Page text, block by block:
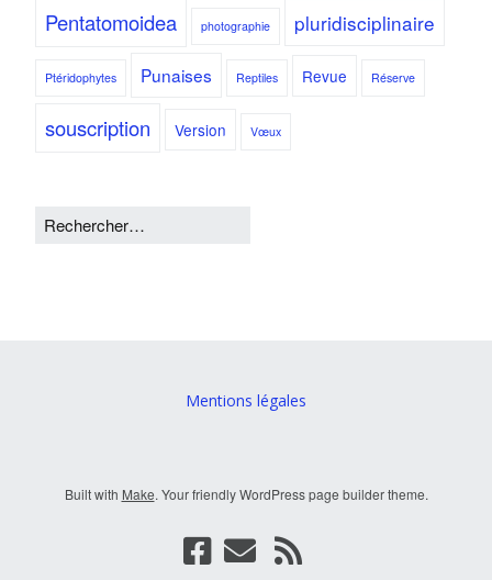
Pentatomoidea photographie pluridisciplinaire
Ptéridophytes Punaises Reptiles Revue Réserve
souscription Version Vœux
Mentions légales
Built with Make. Your friendly WordPress page builder theme.